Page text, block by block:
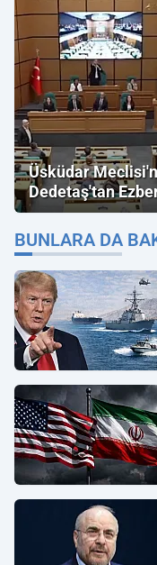
Üsküdar
Dedetaş'tan
"İmamoğlu"
BUNLARA DA